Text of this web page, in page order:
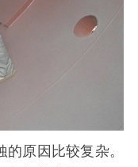
原因比较复杂。